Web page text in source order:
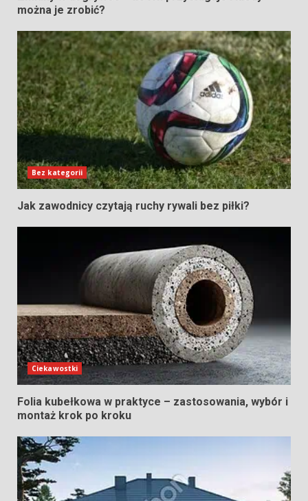
można je zrobić?
Bez kategorii
Jak zawodnicy czytają ruchy rywali bez piłki?
Ciekawostki
Folia kubełkowa w praktyce – zastosowania, wybór i
montaż krok po kroku